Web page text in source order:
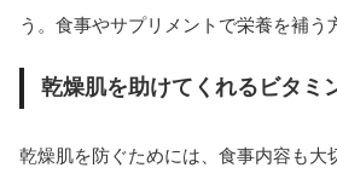
う。食事やサプリメントで栄養を補う
乾燥肌を助けてくれるビタミ
乾燥肌を防ぐためには、食事内容も大